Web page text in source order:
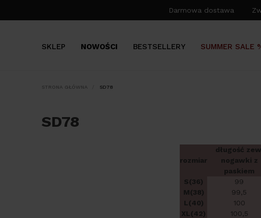
Darmowa dostawa
SKLEP NOWOŚCI BESTSELLERY SUMMER SALE
STRONA GŁÓWNA SD78
SD78
rozmiar
długość
nogawki z
paskiem
S(36)
99
M(38)
99,5
L(40)
100
XL(42)
100,5